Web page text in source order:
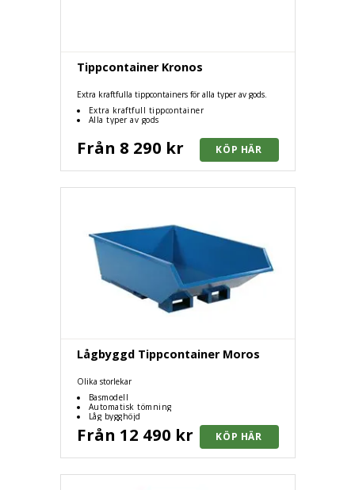
Tippcontainer Kronos
Extra kraftfulla tippcontainers för alla typer av gods.
Extra kraftfull tippcontainer
Alla typer av gods
Från 8 290 kr
Lågbyggd Tippcontainer Moros
Olika storlekar
Basmodell
Automatisk tömning
Låg bygghöjd
Från 12 490 kr